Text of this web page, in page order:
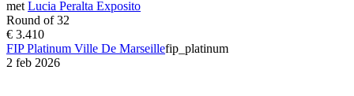
met Lucia Peralta Exposito
Round of 32
€ 3.410
FIP Platinum Ville De Marseillefip_platinum
2 feb 2026